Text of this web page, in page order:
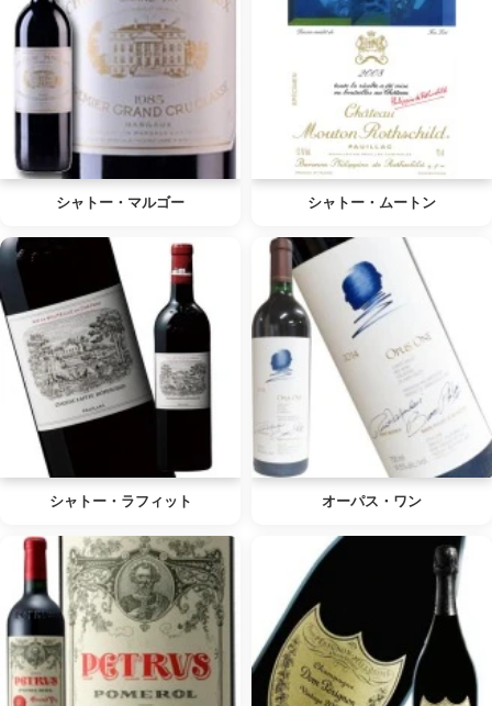
シャトー・マルゴー シャトー・ムートン
シャトー・ラフィット オーパス・ワン